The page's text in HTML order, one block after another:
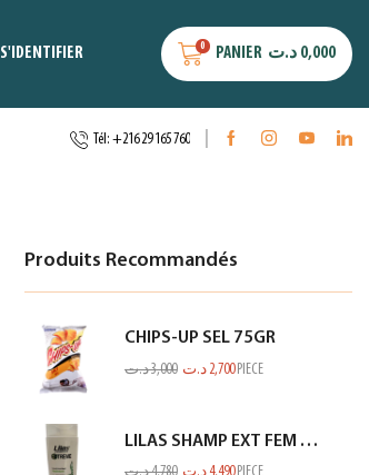
S'IDENTIFIER 0 PANIER 0,000 د.ت
Tél: +216 29 165 760
Produits Recommandés
CHIPS-UP SEL 75GR
3,000د.ت 2,700 د.ت PIECE
LILAS SHAMP EXT FEM FIN ET FRAGILE BLANC 350ML